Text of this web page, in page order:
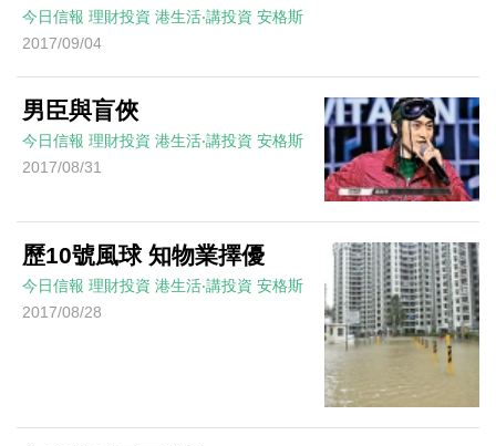
今日信報 理財投資 港生活‧講投資 安格斯
2017/09/04
男臣與盲俠
今日信報 理財投資 港生活‧講投資 安格斯
2017/08/31
歷10號風球 知物業擇優
今日信報 理財投資 港生活‧講投資 安格斯
2017/08/28